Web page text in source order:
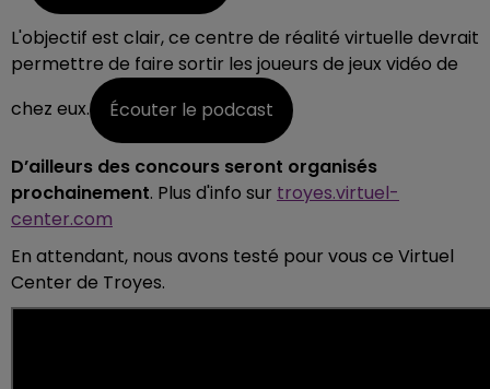
L'objectif est clair, ce centre de réalité virtuelle devrait
permettre de faire sortir les joueurs de jeux vidéo de
chez eux.
Écouter le podcast
D’ailleurs des concours seront organisés
prochainement. Plus d'info sur troyes.virtuel-
center.com
En attendant, nous avons testé pour vous ce Virtuel
Center de Troyes.